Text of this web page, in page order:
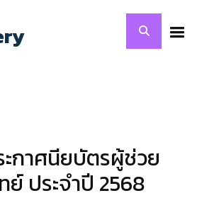
กาศนียบัตรผู้ช่วย
ประจำปี 2568